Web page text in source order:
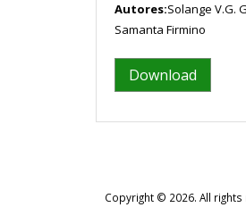
Autores:Solange V.G.
Samanta Firmino
Download
Copyright © 2026. All rights